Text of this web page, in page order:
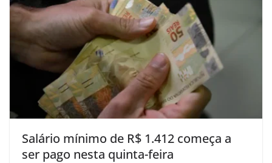
Salário mínimo de R$ 1.412 começa a
ser pago nesta quinta-feira